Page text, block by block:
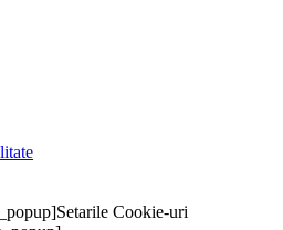
Cookie-uri